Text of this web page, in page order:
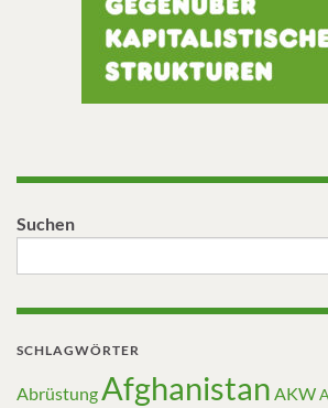
Suchen
SCHLAGWÖRTER
Abrüstung Afghanistan AKW